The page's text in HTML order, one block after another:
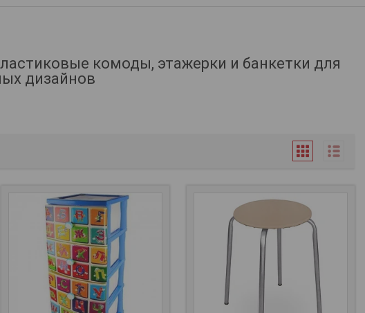
комоды, этажерки и банкетки для
дизайнов